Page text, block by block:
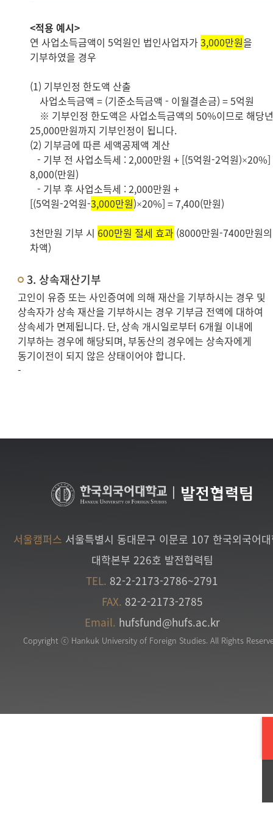
<적용 예시>
연 사업소득금액이 5억원인 법인사업자가3,000만원을
기부하였을 경우
(1) 기부인정 한도액 산출
사업소득금액 = (기준소득금액 - 이월결손금) = 5억원
※ 기부인정 한도액은 사업소득금액의 50%이므로 해당
25,000만원까지 기부인정이 됩니다.
(2) 기부금에 따른 세액공제액 계산
- 기부 전 사업소득세 : 2,000만원 + [(5억원-2억원
8,000(만원)
- 기부 후 사업소득세 : 2,000만원 +
[(5억원-2억원-3,000만원)×20%] = 7,400(만원)
3천만원 기부 시 600만원 절세 효과 (8000만원-7400만원의
차액)
3. 상속재산기부
고인이 유증 또는 사인증여에 의해 재산을 기부하시는 경우 및
상속자가 상속 재산을 기부하시는 경우 기부금 전액에 대하여
상속세가 면제됩니다. 단, 상속 개시일로부터 6개월 이내에
기부하는 경우에 해당되며, 부동산의 경우에는 상속자에게
동기이전이 되지 않은 상태이어야 합니다.
-
발전협력팀
서울캠퍼스 서울특별시 동대문구 이문로 107 한국외국어
대학본부 226호 발전협력팀
TEL. 82-2-2173-2786~2791
FAX. 82-2-2173-2785
Email. hufsfund@hufs.ac.kr
Copyright ⓒ Hankuk University of Foreign Studies. All Rights